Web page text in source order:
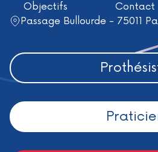
Objectifs Contact
Passage Bullourde - 75011